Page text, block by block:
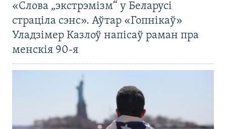
«Слова „экстрэмізм“ у Беларусі
страціла сэнс». Аўтар «Гопнікаў»
Уладзімер Казлоў напісаў раман пра
менскія 90-я